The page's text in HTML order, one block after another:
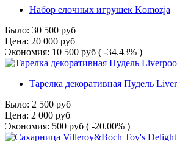
Набор елочных игрушек Komozja
Было: 30 500 руб
Цена: 20 000 руб
Экономия: 10 500 руб ( -34.43% )
Тарелка декоративная Пудель
Было: 2 500 руб
Цена: 2 000 руб
Экономия: 500 руб ( -20.00% )